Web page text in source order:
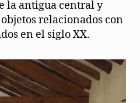
la antigua central y
relacionados con
en el siglo XX.